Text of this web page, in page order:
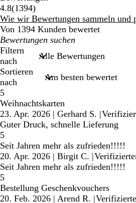
4.8(13941394
Bewertungen
)
Wie wir Bewertungen sammeln und
Von 1394 Kunden bewertet
Meine
Sucheingaben
Filtern
nach
Sortieren
nach
5
Weihnachtskarten
23. Apr. 2026 | Gerhard S. |
Guter Druck, schnelle Lieferung
5
Seit Jahren mehr als zufrieden!!!!!
20. Apr. 2026 | Birgit C. |
Seit Jahren mehr als zufrieden!!!!!
5
Bestellung Geschenkvouchers
20. Feb. 2026 | Arend R. |